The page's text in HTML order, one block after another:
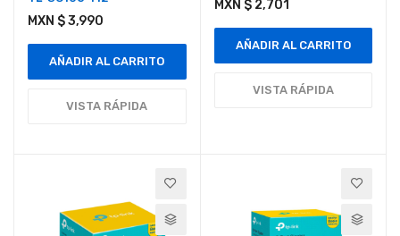
MXN $ 3,990
AÑADIR AL CARRITO
VISTA RÁPIDA
MXN $ 2,701
AÑADIR AL CARRITO
VISTA RÁPIDA